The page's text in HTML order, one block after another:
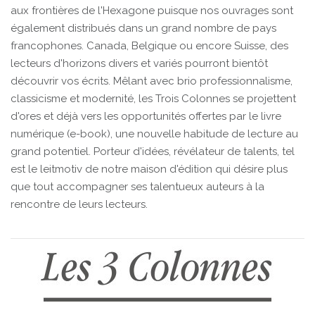
aux frontières de l'Hexagone puisque nos ouvrages sont
également distribués dans un grand nombre de pays
francophones. Canada, Belgique ou encore Suisse, des
lecteurs d'horizons divers et variés pourront bientôt
découvrir vos écrits. Mêlant avec brio professionnalisme,
classicisme et modernité, les Trois Colonnes se projettent
d'ores et déjà vers les opportunités offertes par le livre
numérique (e-book), une nouvelle habitude de lecture au
grand potentiel. Porteur d'idées, révélateur de talents, tel
est le leitmotiv de notre maison d'édition qui désire plus
que tout accompagner ses talentueux auteurs à la
rencontre de leurs lecteurs.